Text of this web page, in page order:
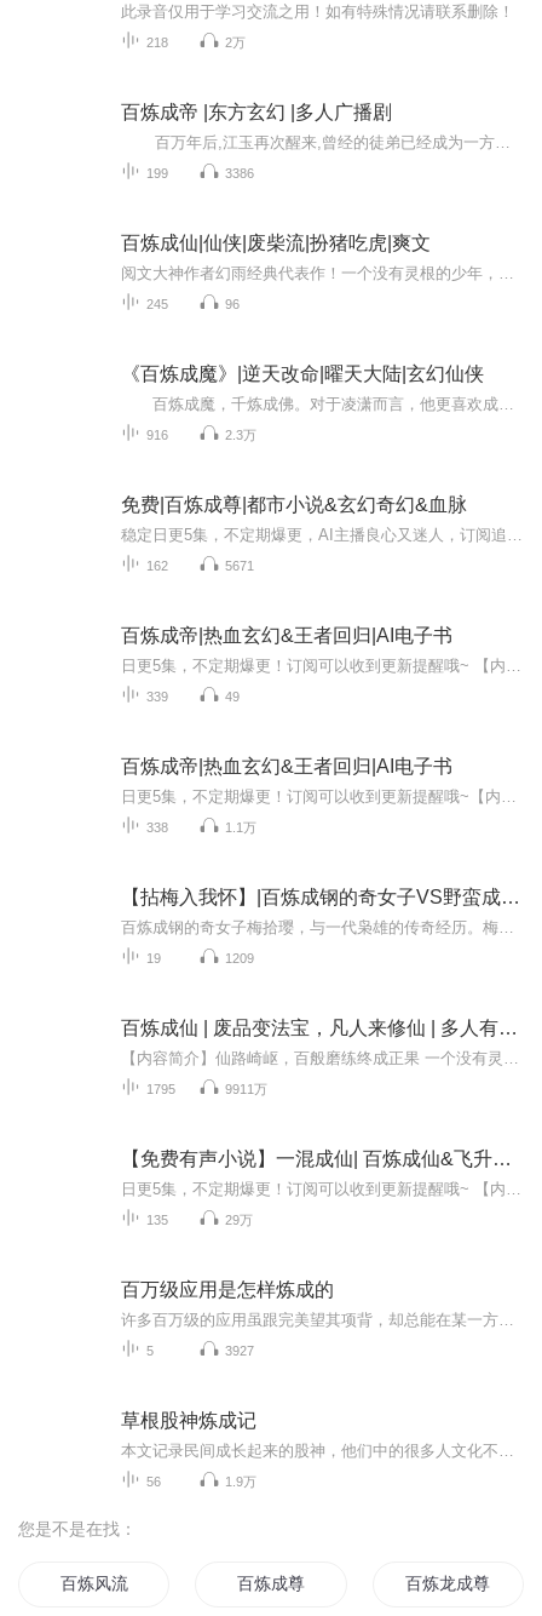
此录音仅用于学习交流之用！如有特殊情况请联系删除！
218 2万
百炼成帝 |东方玄幻 |多人广播剧
199 3386
百炼成仙|仙侠|废柴流|扮猪吃虎|爽文
245 96
《百炼成魔》|逆天改命|曜天大陆|玄幻仙侠
916 2.3万
免费|百炼成尊|都市小说&玄幻奇幻&血脉
162 5671
百炼成帝|热血玄幻&王者回归|AI电子书
339 49
百炼成帝|热血玄幻&王者回归|AI电子书
338 1.1万
【拈梅入我怀】|百炼成钢的奇女子VS野蛮成长的枭雄
19 1209
百炼成仙 | 废品变法宝，凡人来修仙 | 多人有声剧
1795 9911万
【免费有声小说】一混成仙| 百炼成仙&飞升修炼 |AI电子书
135 29万
百万级应用是怎样炼成的
5 3927
草根股神炼成记
56 1.9万
您是不是在找：
百炼风流 百炼成尊 百炼龙成尊